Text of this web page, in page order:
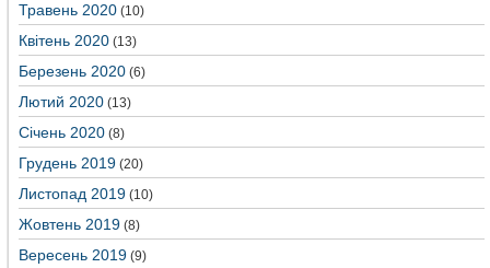
Травень 2020 (10)
Квітень 2020 (13)
Березень 2020 (6)
Лютий 2020 (13)
Січень 2020 (8)
Грудень 2019 (20)
Листопад 2019 (10)
Жовтень 2019 (8)
Вересень 2019 (9)